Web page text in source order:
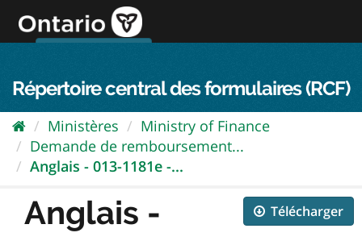
directement
au
Répertoire central des formulaires (RCF)
Ministères
Ministry of Finance
Demande de remboursement...
Anglais - 013-1181e -...
Télécharger
Anglais -